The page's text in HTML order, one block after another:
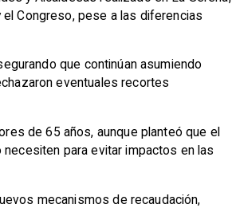
Congreso, pese a las diferencias
que continúan asumiendo
eventuales recortes
de 65 años, aunque planteó que el
para evitar impactos en las
mecanismos de recaudación,